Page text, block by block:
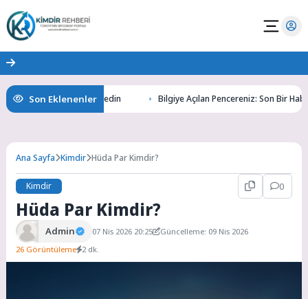
Son Eklenenler
Gizemlerini Keşfedin Bilgiye Açılan Pencereniz: Son Bir Haber ile
Ana Sayfa Kimdir Hüda Par Kimdir?
Kimdir 0
Hüda Par Kimdir?
Admin 07 Nis 2026 20:25
Güncelleme: 09 Nis 2026
26 Görüntüleme 2 dk.